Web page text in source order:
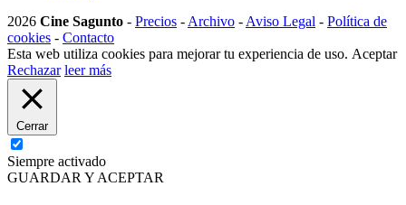
2026 Cine Sagunto - Precios - Archivo - Aviso Legal - Política de
cookies - Contacto
Esta web utiliza cookies para mejorar tu experiencia de uso. Aceptar
Rechazar leer más
Cerrar
Siempre activado
GUARDAR Y ACEPTAR